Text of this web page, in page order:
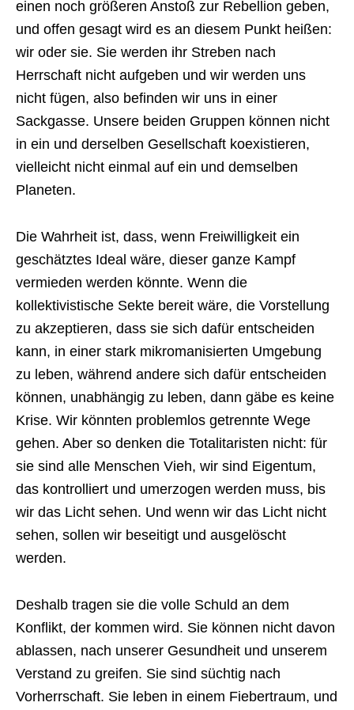
einen noch größeren Anstoß zur Rebellion geben,
und offen gesagt wird es an diesem Punkt heißen:
wir oder sie. Sie werden ihr Streben nach
Herrschaft nicht aufgeben und wir werden uns
nicht fügen, also befinden wir uns in einer
Sackgasse. Unsere beiden Gruppen können nicht
in ein und derselben Gesellschaft koexistieren,
vielleicht nicht einmal auf ein und demselben
Planeten.
Die Wahrheit ist, dass, wenn Freiwilligkeit ein
geschätztes Ideal wäre, dieser ganze Kampf
vermieden werden könnte. Wenn die
kollektivistische Sekte bereit wäre, die Vorstellung
zu akzeptieren, dass sie sich dafür entscheiden
kann, in einer stark mikromanisierten Umgebung
zu leben, während andere sich dafür entscheiden
können, unabhängig zu leben, dann gäbe es keine
Krise. Wir könnten problemlos getrennte Wege
gehen. Aber so denken die Totalitaristen nicht: für
sie sind alle Menschen Vieh, wir sind Eigentum,
das kontrolliert und umerzogen werden muss, bis
wir das Licht sehen. Und wenn wir das Licht nicht
sehen, sollen wir beseitigt und ausgelöscht
werden.
Deshalb tragen sie die volle Schuld an dem
Konflikt, der kommen wird. Sie können nicht davon
ablassen, nach unserer Gesundheit und unserem
Verstand zu greifen. Sie sind süchtig nach
Vorherrschaft. Sie leben in einem Fiebertraum, und